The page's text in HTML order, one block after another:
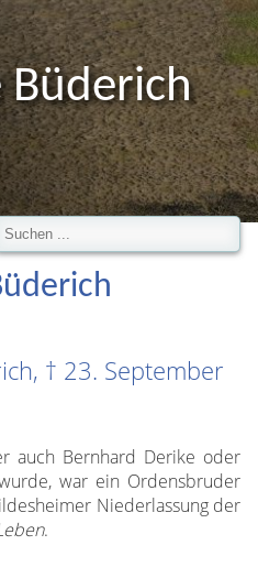
Büderich
† 23. September
auch Bernhard Derike oder
war ein Ordensbruder
Niederlassung der
.